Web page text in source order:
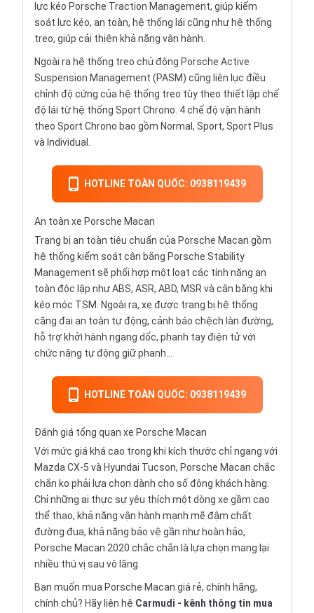
lực kéo Porsche Traction Management, giúp kiểm
soát lực kéo, an toàn, hệ thống lái cũng như hệ thống
treo, giúp cải thiện khả năng vận hành.
Ngoài ra hệ thống treo chủ động Porsche Active
Suspension Management (PASM) cũng liên lục điều
chỉnh độ cứng của hệ thống treo tùy theo thiết lập chế
độ lái từ hệ thống Sport Chrono. 4 chế độ vận hành
theo Sport Chrono bao gồm Normal, Sport, Sport Plus
và Individual.
HOTLINE TOÀN QUỐC: 0938119439
An toàn xe Porsche Macan
Trang bị an toàn tiêu chuẩn của Porsche Macan gồm
hệ thống kiểm soát cân bằng Porsche Stability
Management sẽ phối hợp một loạt các tính năng an
toàn độc lập như ABS, ASR, ABD, MSR và cân bằng khi
kéo móc TSM. Ngoài ra, xe được trang bị hệ thống
căng đai an toàn tự động, cảnh báo chệch làn đường,
hỗ trợ khởi hành ngang dốc, phanh tay điện tử với
chức năng tự động giữ phanh...
HOTLINE TOÀN QUỐC: 0938119439
Đánh giá tổng quan xe Porsche Macan
Với mức giá khá cao trong khi kích thước chỉ ngang với
Mazda CX-5 và Hyundai Tucson, Porsche Macan chắc
chắn ko phải lựa chọn dành cho số đông khách hàng.
Chỉ những ai thực sự yêu thích một dòng xe gầm cao
thể thao, khả năng vận hành mạnh mẽ đậm chất
đường đua, khả năng bảo vệ gần như hoàn hảo,
Porsche Macan 2020 chắc chắn là lựa chọn mang lại
nhiều thú vị sau vô lăng.
Bạn muốn mua Porsche Macan giá rẻ, chính hãng,
chính chủ? Hãy liên hệ Carmudi - kênh thông tin mua